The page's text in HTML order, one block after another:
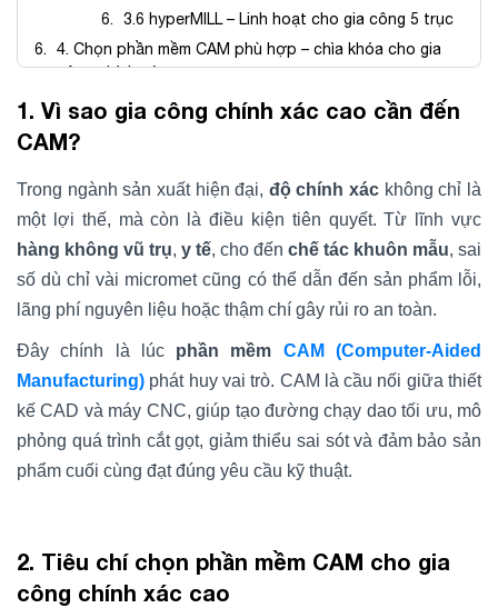
3.6 hyperMILL – Linh hoạt cho gia công 5 trục
4. Chọn phần mềm CAM phù hợp – chìa khóa cho gia
công chính xác cao
Kết luận
1. Vì sao gia công chính xác cao cần đến
CAM?
Trong ngành sản xuất hiện đại, độ chính xác không chỉ là
một lợi thế, mà còn là điều kiện tiên quyết. Từ lĩnh vực
hàng không vũ trụ, y tế, cho đến chế tác khuôn mẫu, sai
số dù chỉ vài micromet cũng có thể dẫn đến sản phẩm lỗi,
lãng phí nguyên liệu hoặc thậm chí gây rủi ro an toàn.
Đây chính là lúc phần mềm CAM (Computer-Aided
Manufacturing) phát huy vai trò. CAM là cầu nối giữa thiết
kế CAD và máy CNC, giúp tạo đường chạy dao tối ưu, mô
phỏng quá trình cắt gọt, giảm thiểu sai sót và đảm bảo sản
phẩm cuối cùng đạt đúng yêu cầu kỹ thuật.
2. Tiêu chí chọn phần mềm CAM cho gia
công chính xác cao